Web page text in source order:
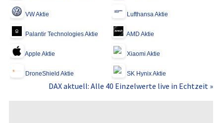
VW Aktie Lufthansa Aktie
Palantir Technologies Aktie AMD Aktie
Apple Aktie Xiaomi Aktie
DroneShield Aktie SK Hynix Aktie
DAX aktuell: Alle 40 Einzelwerte live in Echtzeit »